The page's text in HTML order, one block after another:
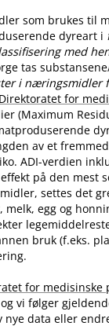
som brukes til
dyreart i
med
tas
i næringsmidler
Direktoratet for
(Maximum
av et
ADI-verdien
på den mest
settes det
egg og
bruk (f.eks.
for medisinske
vi følger
data eller